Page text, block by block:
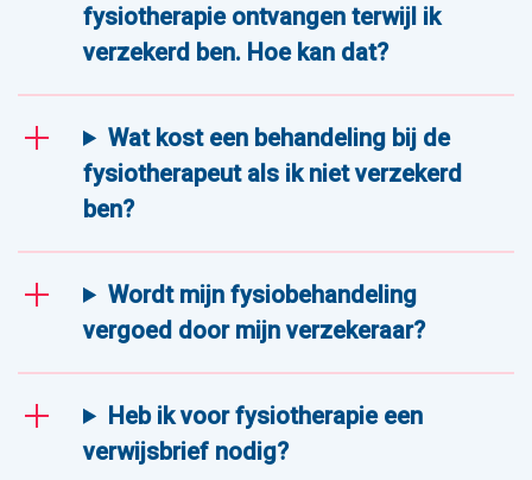
fysiotherapie ontvangen terwijl ik
verzekerd ben. Hoe kan dat?
Wat kost een behandeling bij de
fysiotherapeut als ik niet verzekerd
ben?
Wordt mijn fysiobehandeling
vergoed door mijn verzekeraar?
Heb ik voor fysiotherapie een
verwijsbrief nodig?